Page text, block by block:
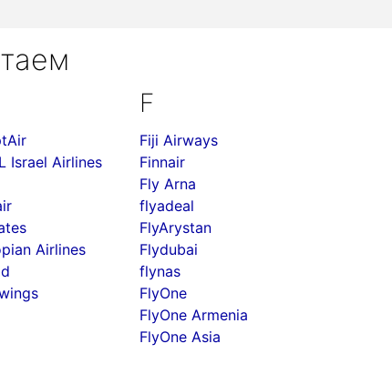
Israel Airlines
Airlines
F
Fiji Airways
Finnair
Fly Arna
flyadeal
FlyArystan
Flydubai
flynas
FlyOne
FlyOne Armenia
FlyOne Asia